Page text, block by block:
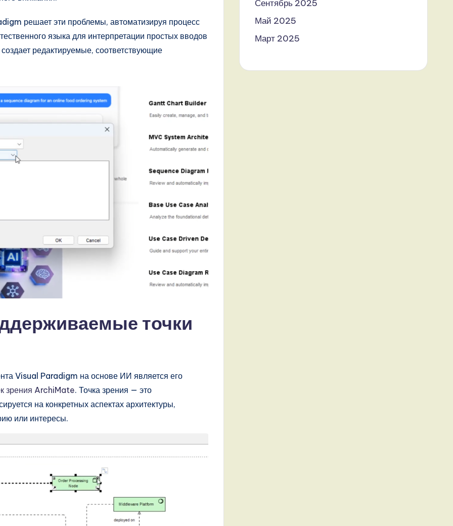
решает эти проблемы, автоматизируя процесс
языка для интерпретации простых вводов
редактируемые, соответствующие
точки
Visual Paradigm на основе ИИ является его
зрения ArchiMate. Точка зрения — это
на конкретных аспектах архитектуры,
или интересы.
Сентябрь 2025
Май 2025
Март 2025